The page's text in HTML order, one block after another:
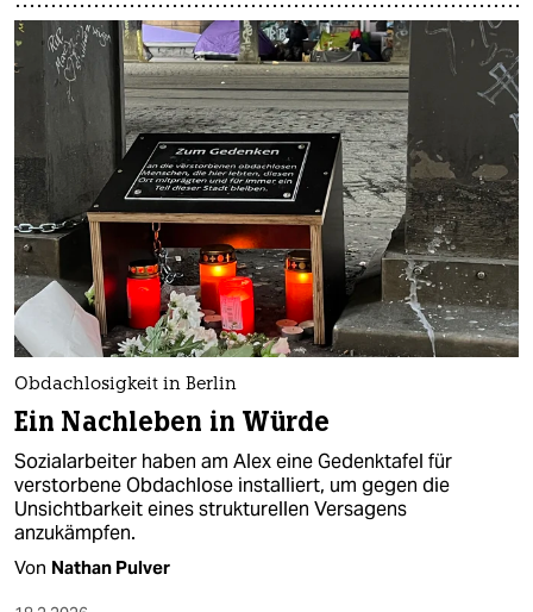
Obdachlosigkeit in Berlin
Ein Nachleben in Würde
Sozialarbeiter haben am Alex eine Gedenktafel für
verstorbene Obdachlose installiert, um gegen die
Unsichtbarkeit eines strukturellen Versagens
anzukämpfen.
Von Nathan Pulver